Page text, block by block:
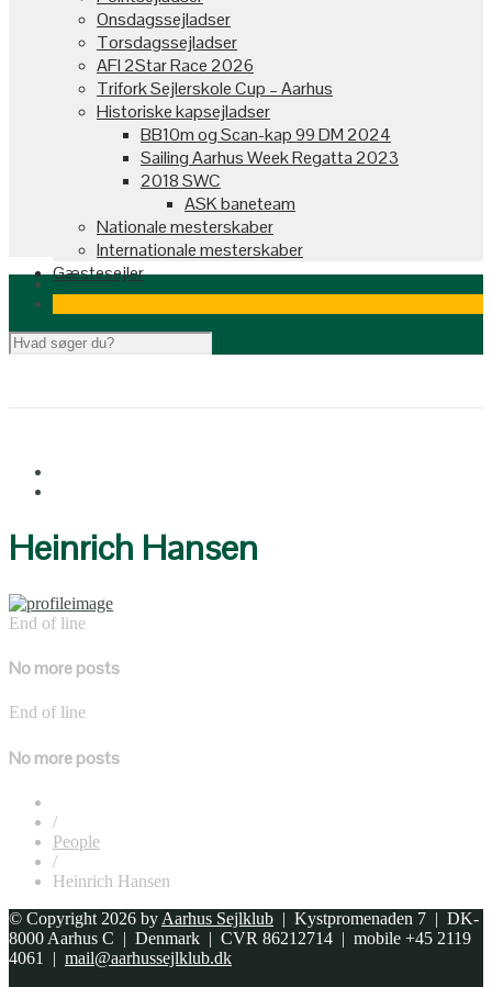
Onsdagssejladser
Torsdagssejladser
AFI 2Star Race 2026
Trifork Sejlerskole Cup – Aarhus
Historiske kapsejladser
BB10m og Scan-kap 99 DM 2024
Sailing Aarhus Week Regatta 2023
2018 SWC
ASK baneteam
Nationale mesterskaber
Internationale mesterskaber
Gæstesejler
Heinrich Hansen
End of line
No more posts
End of line
No more posts
/
People
/
Heinrich Hansen
© Copyright 2026 by Aarhus Sejlklub | Kystpromenaden 7 | DK-
8000 Aarhus C | Denmark | CVR 86212714 | mobile +45 2119
4061 | mail@aarhussejlklub.dk